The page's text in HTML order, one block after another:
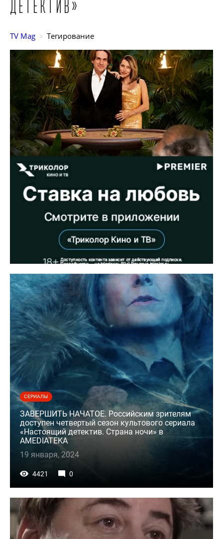
детектив»
TV Mag Тегирование
СЕРИАЛЫ
ЗАВЕРШИТЬ НАЧАТОЕ. Российским зрителям
доступен четвертый сезон культового сериала
«Настоящий детектив. Страна ночи» в
AMEDIATEKA
19 января, 2024
4421 0